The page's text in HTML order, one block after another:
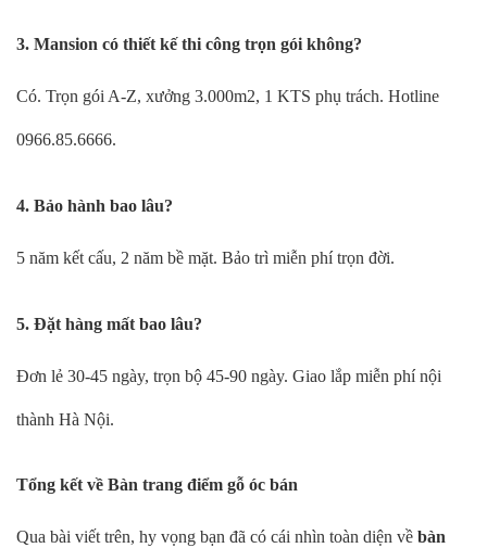
3. Mansion có thiết kế thi công trọn gói không?
Có. Trọn gói A-Z, xưởng 3.000m2, 1 KTS phụ trách. Hotline
0966.85.6666.
4. Bảo hành bao lâu?
5 năm kết cấu, 2 năm bề mặt. Bảo trì miễn phí trọn đời.
5. Đặt hàng mất bao lâu?
Đơn lẻ 30-45 ngày, trọn bộ 45-90 ngày. Giao lắp miễn phí nội
thành Hà Nội.
Tổng kết về Bàn trang điểm gỗ óc bán
Qua bài viết trên, hy vọng bạn đã có cái nhìn toàn diện về bàn